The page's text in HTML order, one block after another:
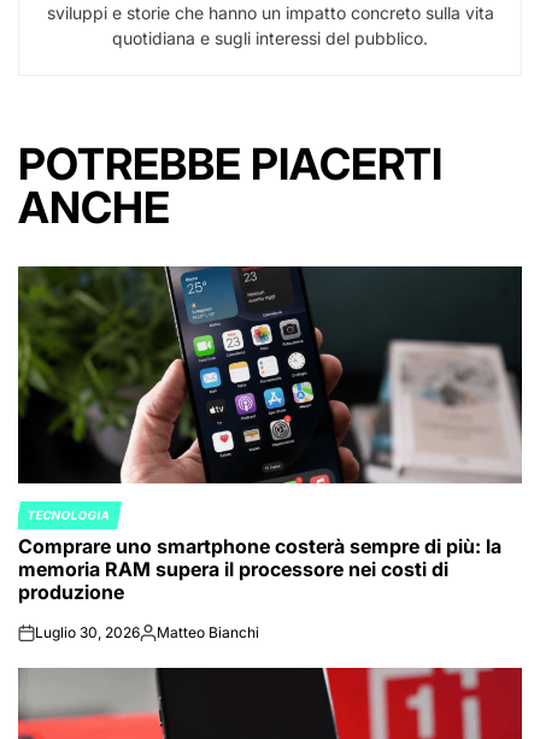
sviluppi e storie che hanno un impatto concreto sulla vita
quotidiana e sugli interessi del pubblico.
POTREBBE PIACERTI
ANCHE
POSTED
IN
TECNOLOGIA
Comprare uno smartphone costerà sempre di più: la
memoria RAM supera il processore nei costi di
produzione
onLuglio 30, 2026Posted
Matteo Bianchi